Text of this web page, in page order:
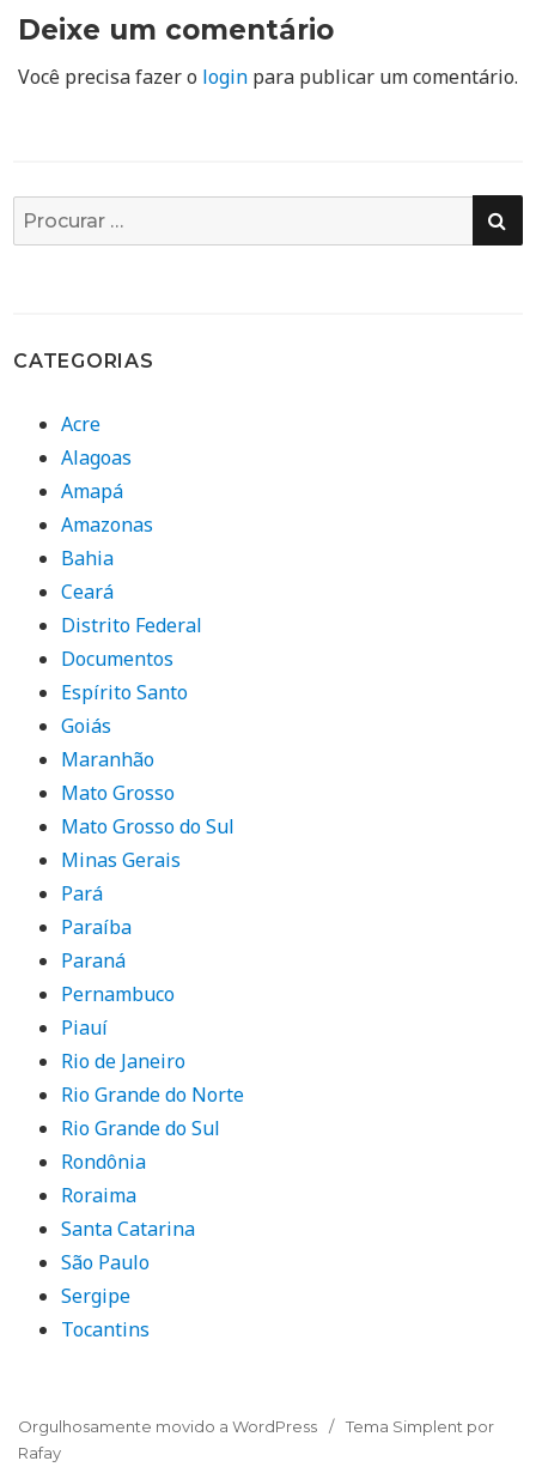
Deixe um comentário
Você precisa fazer o login para publicar um comentário.
Busca
por:
CATEGORIAS
Acre
Alagoas
Amapá
Amazonas
Bahia
Ceará
Distrito Federal
Documentos
Espírito Santo
Goiás
Maranhão
Mato Grosso
Mato Grosso do Sul
Minas Gerais
Pará
Paraíba
Paraná
Pernambuco
Piauí
Rio de Janeiro
Rio Grande do Norte
Rio Grande do Sul
Rondônia
Roraima
Santa Catarina
São Paulo
Sergipe
Tocantins
Orgulhosamente movido a WordPress
Tema Simplent por
Rafay